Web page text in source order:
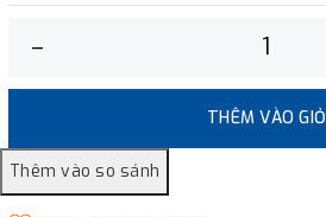
–
THÊM VÀO GIỎ